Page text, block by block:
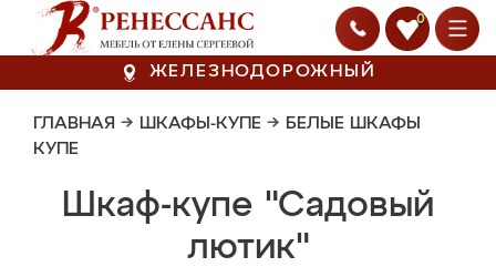
0
ЖЕЛЕЗНОДОРОЖНЫЙ
ГЛАВНАЯ → ШКАФЫ-КУПЕ → БЕЛЫЕ ШКАФЫ
КУПЕ
Шкаф-купе "Садовый
лютик"